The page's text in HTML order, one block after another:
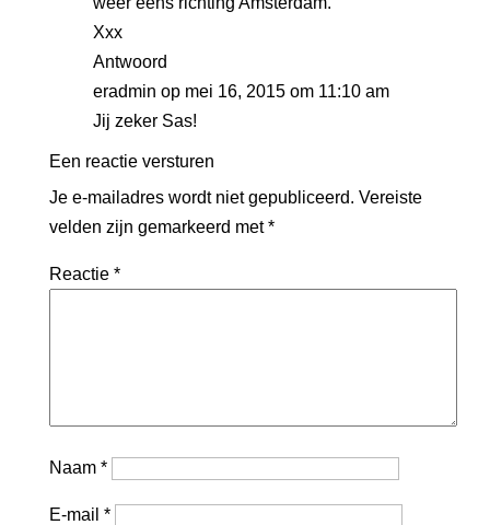
Xxx
Antwoord
eradmin op mei 16, 2015 om 11:10 am
Jij zeker Sas!
Een reactie versturen
Je e-mailadres wordt niet gepubliceerd. Vereiste
velden zijn gemarkeerd met*
Reactie *
Naam *
E-mail *